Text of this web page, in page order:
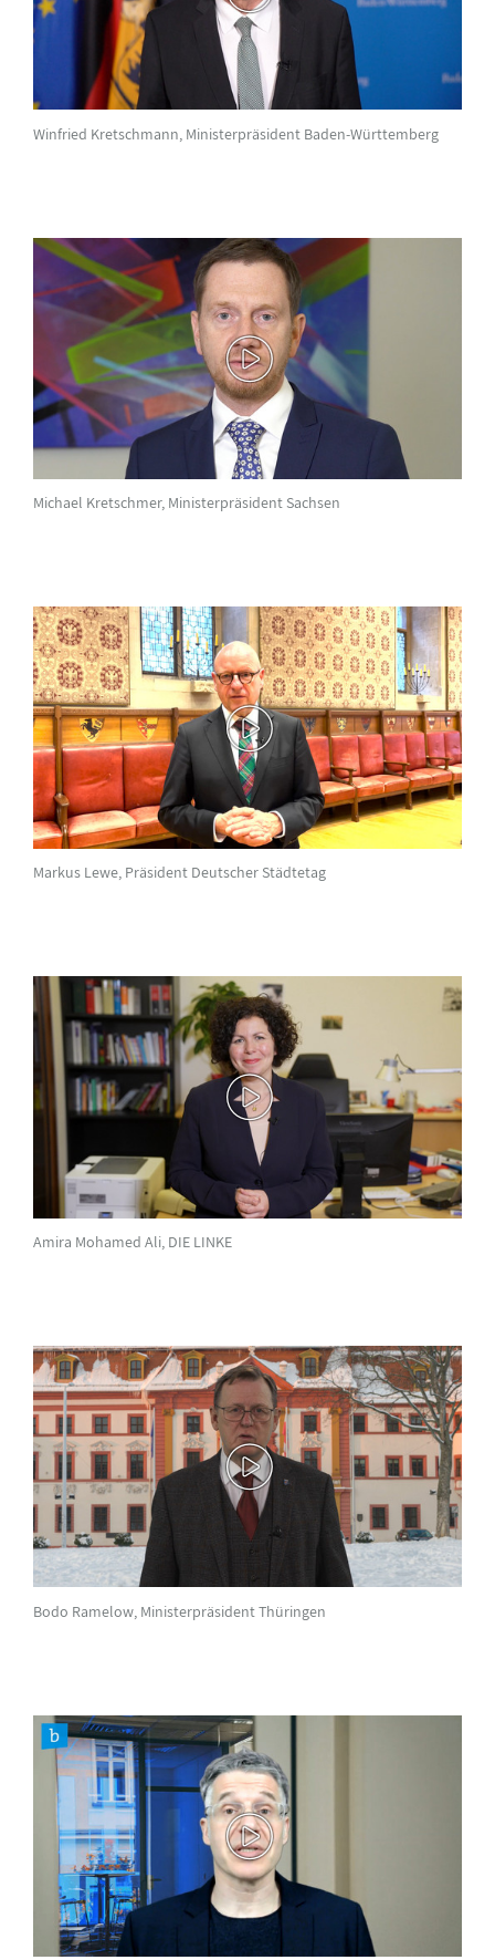
Winfried Kretschmann, Ministerpräsident Baden-Württemberg
Michael Kretschmer, Ministerpräsident Sachsen
Markus Lewe, Präsident Deutscher Städtetag
Amira Mohamed Ali, DIE LINKE
Bodo Ramelow, Ministerpräsident Thüringen